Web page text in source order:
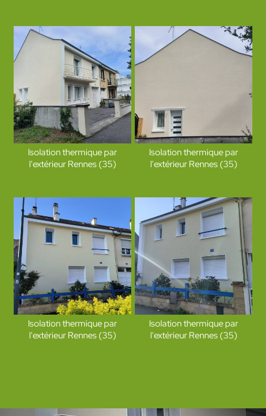
Isolation thermique par
l'extérieur Rennes (35)
Isolation thermique par
l'extérieur Rennes (35)
Isolation thermique par
l'extérieur Rennes (35)
Isolation thermique par
l'extérieur Rennes (35)